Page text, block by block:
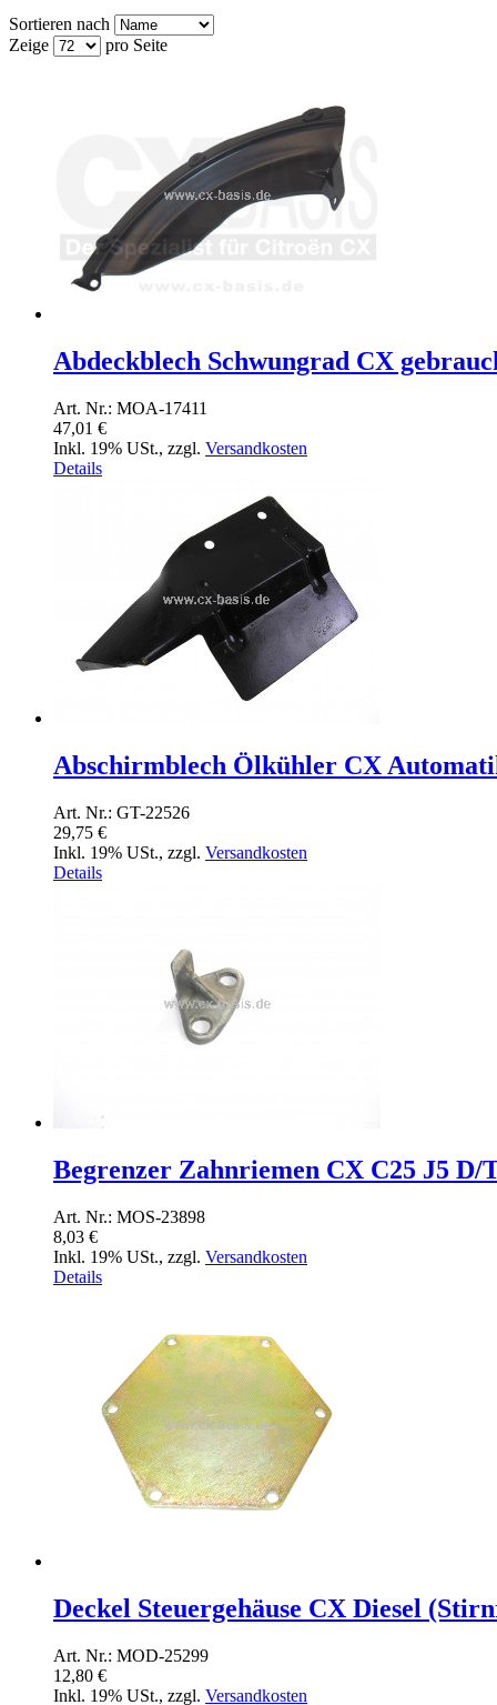
Sortieren nach
Zeige
pro Seite
Abdeckblech Schwungrad CX
Art. Nr.: MOA-17411
47,01 €
Inkl. 19% USt., zzgl. Versandkosten
Details
Abschirmblech Ölkühler CX
Art. Nr.: GT-22526
29,75 €
Inkl. 19% USt., zzgl. Versandkosten
Details
Begrenzer Zahnriemen CX C25 J5 D/
Art. Nr.: MOS-23898
8,03 €
Inkl. 19% USt., zzgl. Versandkosten
Details
Deckel Steuergehäuse CX Diesel
Art. Nr.: MOD-25299
12,80 €
Inkl. 19% USt., zzgl. Versandkosten